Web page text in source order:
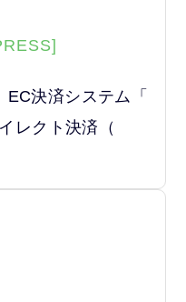
EC決済システム「
レクト決済（